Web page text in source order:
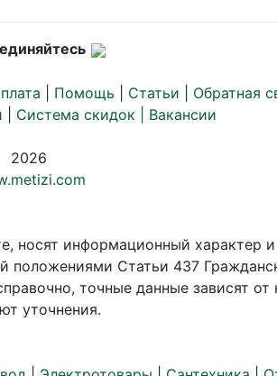
Помощь Статьи
Обратная
Система скидок | Вакансии
2026
носят информационный характер
положениями Статьи 437
точные данные зависят от
уточнения.